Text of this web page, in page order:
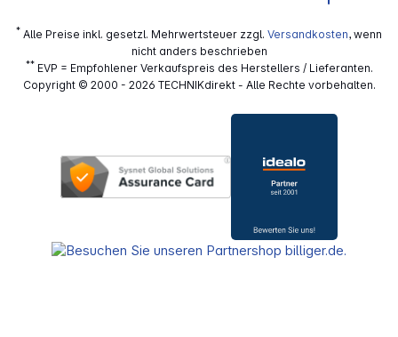
* Alle Preise inkl. gesetzl. Mehrwertsteuer zzgl. Versandkosten, wenn
nicht anders beschrieben
**EVP = Empfohlener Verkaufspreis des Herstellers / Lieferanten.
Copyright © 2000 - 2026 TECHNIKdirekt - Alle Rechte vorbehalten.